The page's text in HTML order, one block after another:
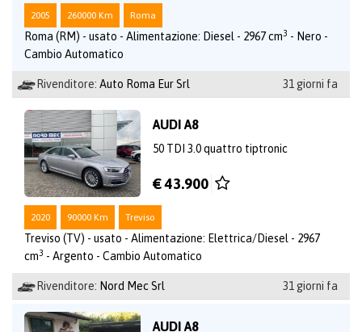
2005 260000 Km Roma
Roma (RM) - usato - Alimentazione: Diesel - 2967 cm3 - Nero -
Cambio Automatico
Rivenditore: Auto Roma Eur Srl 31 giorni fa
AUDI A8
50 TDI 3.0 quattro tiptronic
€ 43.900
2020 90000 Km Treviso
Treviso (TV) - usato - Alimentazione: Elettrica/Diesel - 2967
cm3 - Argento - Cambio Automatico
Rivenditore: Nord Mec Srl 31 giorni fa
AUDI A8